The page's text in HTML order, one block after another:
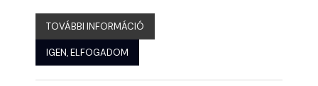
TOVÁBBI INFORMÁCIÓ
IGEN, ELFOGADOM